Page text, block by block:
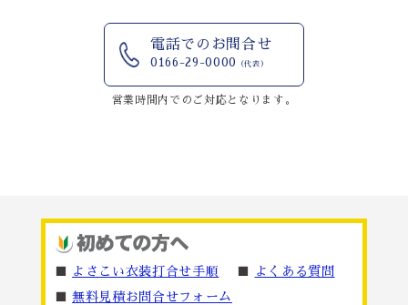
電話でのお問合せ
0166-29-0000 （代表）
営業時間内でのご対応となります。
よさこい衣装打合せ手順
よくある質問
■無料見積お問合せフォーム